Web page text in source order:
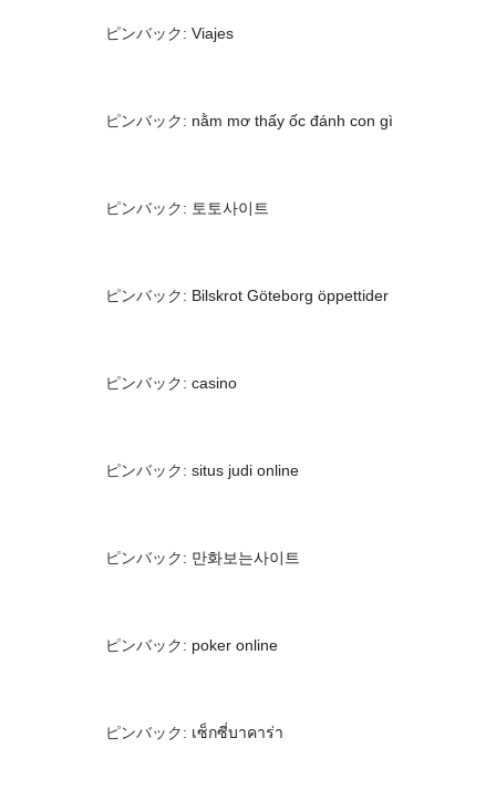
ピンバック: Viajes
ピンバック: nằm mơ thấy ốc đánh con gì
ピンバック: 토토사이트
ピンバック: Bilskrot Göteborg öppettider
ピンバック: casino
ピンバック: situs judi online
ピンバック: 만화보는사이트
ピンバック: poker online
ピンバック: เซ็กซี่บาคาร่า